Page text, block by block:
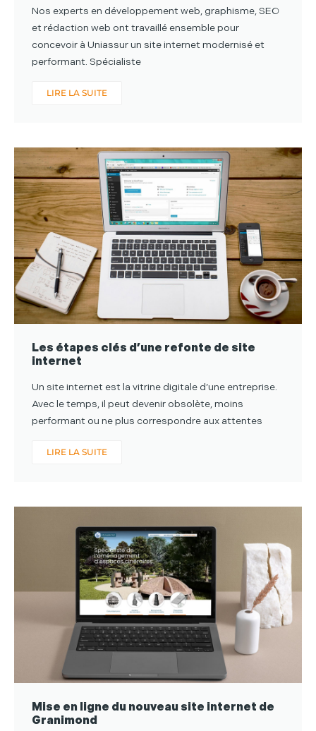
Nos experts en développement web, graphisme, SEO
et rédaction web ont travaillé ensemble pour
concevoir à Uniassur un site internet modernisé et
performant. Spécialiste
LIRE LA SUITE
Les étapes clés d’une refonte de site
internet
Un site internet est la vitrine digitale d’une entreprise.
Avec le temps, il peut devenir obsolète, moins
performant ou ne plus correspondre aux attentes
LIRE LA SUITE
Mise en ligne du nouveau site internet de
Granimond